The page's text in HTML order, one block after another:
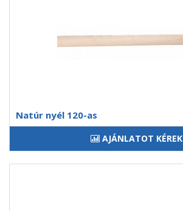
Natúr nyél 120-as
AJÁNLATOT KÉREK